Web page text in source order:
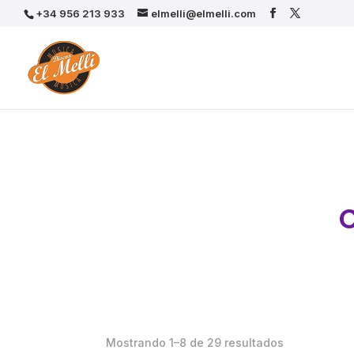
+34 956 213 933 elmelli@elmelli.com
Mostrando 1–8 de 29 resultados